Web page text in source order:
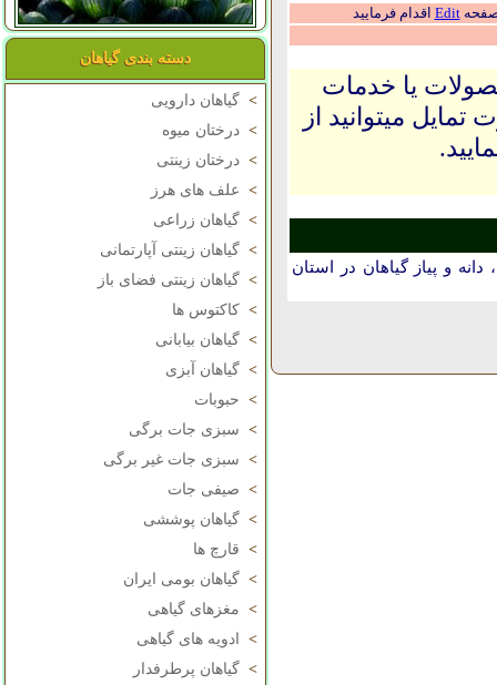
دسته بندی گیاهان
> گیاهان دارویی
> درختان میوه
> درختان زینتی
> علف های هرز
> گیاهان زراعی
> گیاهان زینتی آپارتمانی
> گیاهان زینتی فضای باز
> کاکتوس ها
> گیاهان بیابانی
> گیاهان آبزی
> حبوبات
> سبزی جات برگی
> سبزی جات غیر برگی
> صیفی جات
> گیاهان پوششی
> قارچ ها
> گیاهان بومی ایران
> مغزهای گیاهی
>
ادویه های گیاهی
> گیاهان پرطرفدار
صفحهEdit اقدام فرمایید
یا خدمات
میتوانید از
و پیاز گیاهان در استان